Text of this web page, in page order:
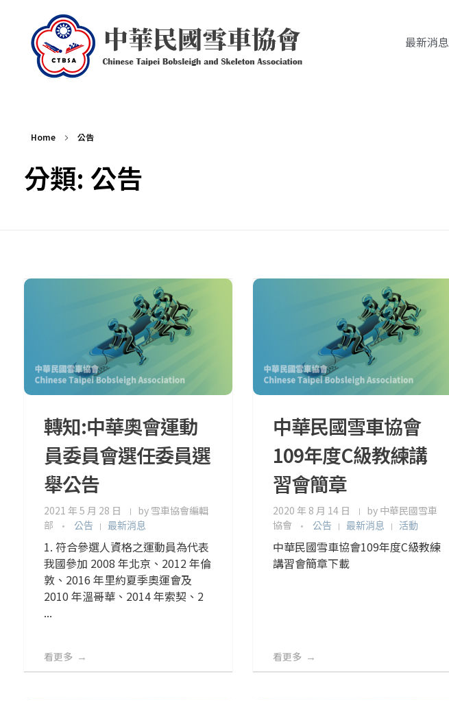
最新消息
Home 公告
分類: 公告
轉知:中華奧會運動
員委員會選任委員選
舉公告
2021 年 5 月 28 日 by 雪車協會編輯
部
公告 最新消息
1. 符合參選人資格之運動員為代表
我國參加 2008 年北京、2012 年倫
敦、2016 年里約夏季奧運會及
2010 年溫哥華、2014 年索契、2
...
看更多
中華民國雪車協會
109年度C級教練講
習會簡章
2020 年 8 月 14 日 by 中華民國雪車
協會
公告 最新消息 活動
中華民國雪車協會109年度C級教練
講習會簡章下載
看更多